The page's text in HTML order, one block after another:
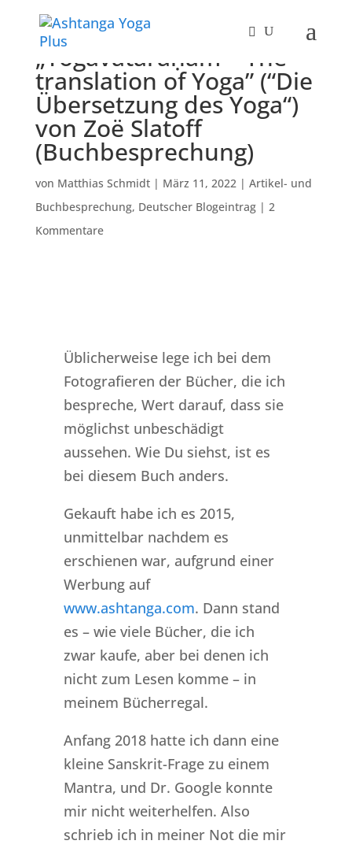
„Yogāvatāraṇam – The
translation of Yoga” (“Die
Übersetzung des Yoga“)
von Zoë Slatoff
(Buchbesprechung)
von Matthias Schmidt| März 11, 2022| Artikel- und
Buchbesprechung, Deutscher Blogeintrag| 2
Kommentare
Üblicherweise lege ich bei dem
Fotografieren der Bücher, die ich
bespreche, Wert darauf, dass sie
möglichst unbeschädigt
aussehen. Wie Du siehst, ist es
bei diesem Buch anders.
Gekauft habe ich es 2015,
unmittelbar nachdem es
erschienen war, aufgrund einer
Werbung auf
www.ashtanga.com. Dann stand
es – wie viele Bücher, die ich
zwar kaufe, aber bei denen ich
nicht zum Lesen komme – in
meinem Bücherregal.
Anfang 2018 hatte ich dann eine
kleine Sanskrit-Frage zu einem
Mantra, und Dr. Google konnte
mir nicht weiterhelfen. Also
schrieb ich in meiner Not die mir